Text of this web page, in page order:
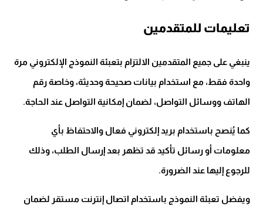
تعليمات للمتقدمين
ينبغي على جميع المتقدمين الالتزام بتعبئة النموذج الإلكتروني مرة
واحدة فقط، مع استخدام بيانات صحيحة وحديثة، وخاصة رقم
الهاتف ووسائل التواصل، لضمان إمكانية التواصل عند الحاجة.
كما يُنصح باستخدام بريد إلكتروني فعال والاحتفاظ بأي
معلومات أو رسائل تأكيد قد تظهر بعد إرسال الطلب، وذلك
للرجوع إليها عند الضرورة.
ويفضل تعبئة النموذج باستخدام اتصال إنترنت مستقر لضمان